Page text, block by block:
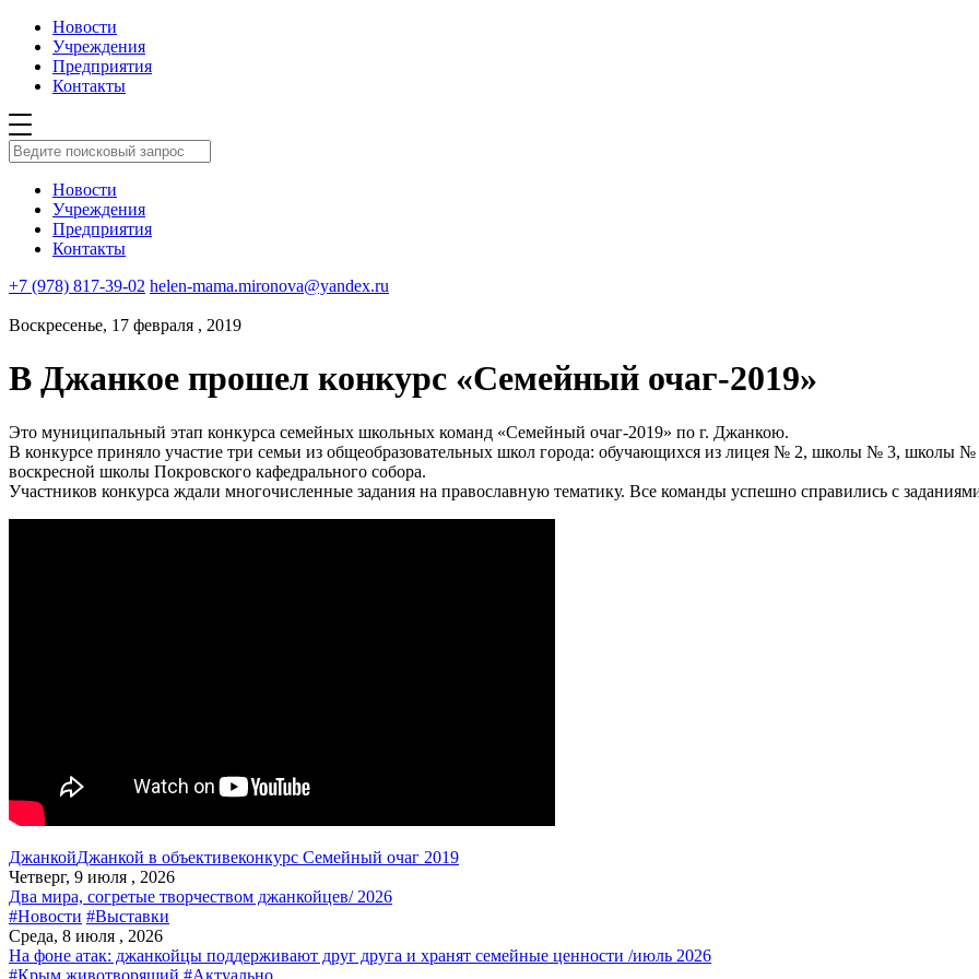
Новости
Учреждения
Предприятия
Контакты
Новости
Учреждения
Предприятия
Контакты
+7 (978) 817-39-02 helen-mama.mironova@yandex.ru
Воскресенье, 17 февраля , 2019
В Джанкое прошел конкурс «Семейный очаг-2019»
Это муниципальный этап конкурса семейных школьных команд «Семейный очаг-2019» по г. Джанкою.
В конкурсе приняло участие три семьи из общеобразовательных школ города: обучающихся из лицея № 2, школы № 3, школы №
воскресной школы Покровского кафедрального собора.
Участников конкурса ждали многочисленные задания на православную тематику. Все команды успешно справились с
ДжанкойДжанкой в объективеконкурс Семейный очаг 2019
Четверг, 9 июля , 2026
Два мира, согретые творчеством джанкойцев/ 2026
#Новости #Выставки
Среда, 8 июля , 2026
На фоне атак: джанкойцы поддерживают друг друга и хранят семейные ценности /июль 2026
#Крым животворящий #Актуально